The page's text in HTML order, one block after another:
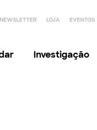
NEWSLETTER LOJA EVENTOS
Investigação